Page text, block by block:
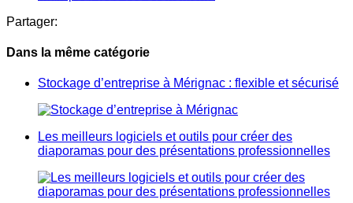
Partager:
Dans la même catégorie
Stockage d’entreprise à Mérignac : flexible et sécurisé
Les meilleurs logiciels et outils pour créer des
diaporamas pour des présentations professionnelles